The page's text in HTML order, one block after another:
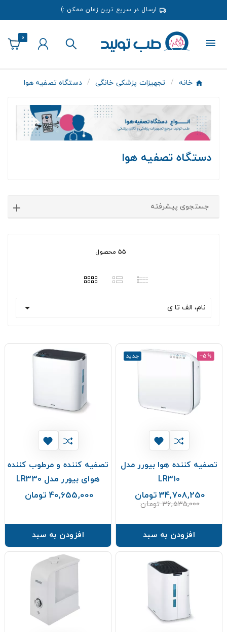
ارسال در سریع ترین زمان ممکن :)
0
خانه تجهیزات پزشکی خانگی دستگاه تصفیه هوا
دستگاه تصفیه هوا
جستجوی پیشرفته
55 محصول
نام، الف تا ی 
جدید ‎−5%
تصفیه کننده هوا بیورر مدل
LR310
34,708,250 تومان
36,535,000 تومان
افزودن به سبد
تصفیه کننده و مرطوب کننده
هوای بیورر مدل LR330
40,655,000 تومان
افزودن به سبد